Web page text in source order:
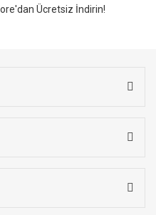
Ücretsiz İndirin!